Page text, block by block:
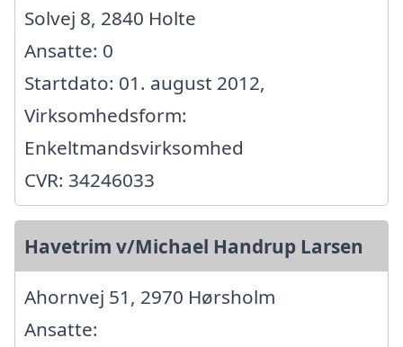
Solvej 8, 2840 Holte
Ansatte: 0
Startdato: 01. august 2012,
Virksomhedsform:
Enkeltmandsvirksomhed
CVR: 34246033
Havetrim v/Michael Handrup Larsen
Ahornvej 51, 2970 Hørsholm
Ansatte: